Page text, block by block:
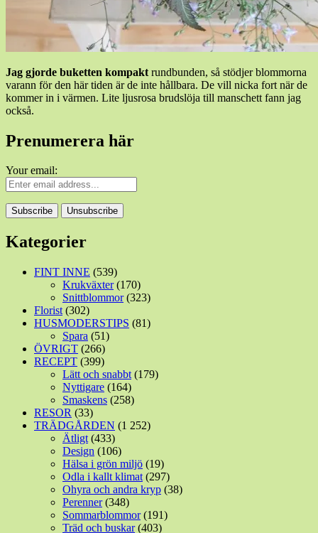
Jag gjorde buketten kompakt rundbunden, så stödjer blommorna
varann för den här tiden är de inte hållbara. De vill nicka fort när de
kommer in i värmen. Lite ljusrosa brudslöja till manschett fann jag
också.
Prenumerera här
Your email:
Kategorier
FINT INNE (539)
Krukväxter(170)
Snittblommor(323)
Florist (302)
HUSMODERSTIPS (81)
Spara (51)
ÖVRIGT (266)
RECEPT (399)
Lätt och snabbt (179)
Nyttigare (164)
Smaskens (258)
RESOR (33)
TRÄDGÅRDEN (1 252)
Ätligt (433)
Design (106)
Hälsa i grön miljö (19)
Odla i kallt klimat (297)
Ohyra och andra kryp (38)
Perenner(348)
Sommarblommor(191)
Träd och buskar(403)